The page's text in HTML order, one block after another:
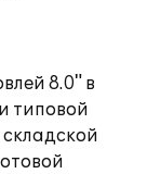
8.0" в
типовой